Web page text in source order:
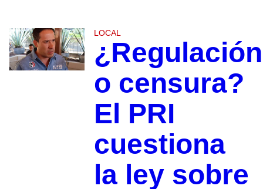
LOCAL
¿Regulación
o censura?
El PRI
cuestiona
la ley sobre